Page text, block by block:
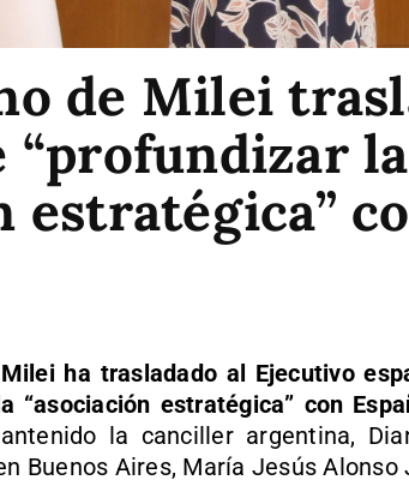
de Milei
“profundizar la
estratégica”
ha trasladado al Ejecutivo
“asociación estratégica” con
la canciller argentina,
Buenos Aires, María Jesús Alonso